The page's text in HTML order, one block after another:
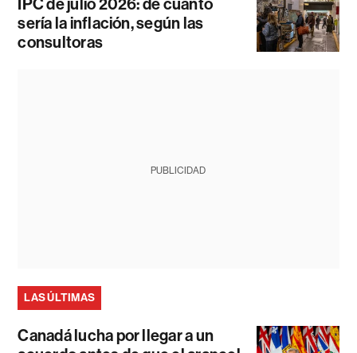
sería la inflación, según las
consultoras
PUBLICIDAD
LAS ÚLTIMAS
Canadá lucha por llegar a un